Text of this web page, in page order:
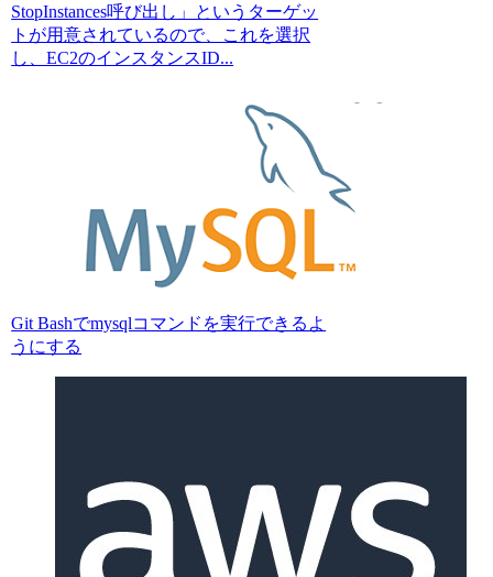
StopInstances呼び出し」というターゲッ
トが用意されているので、これを選択
し、EC2のインスタンスID...
Git Bashでmysqlコマンドを実行できるよ
うにする